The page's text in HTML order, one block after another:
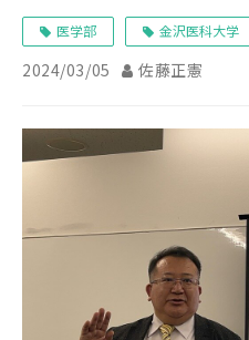
医学部 金沢医科大学
2024/03/05 佐藤正憲